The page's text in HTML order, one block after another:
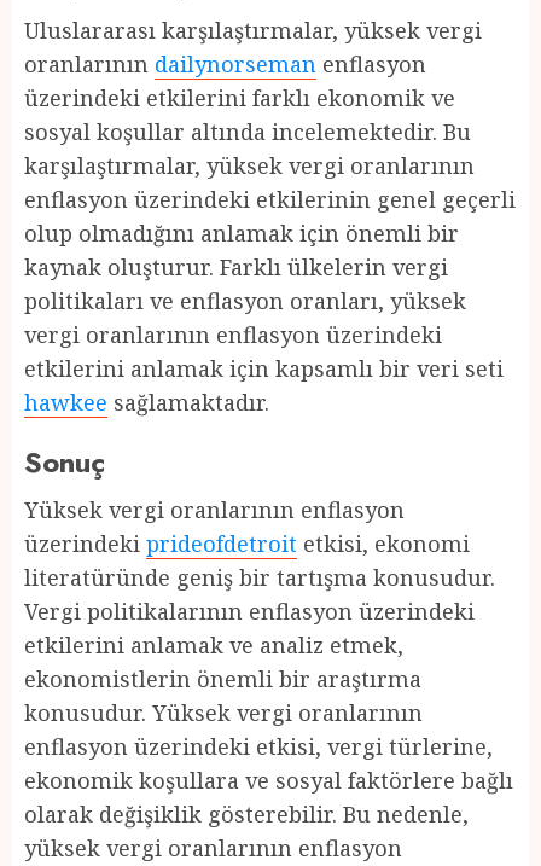
Uluslararası karşılaştırmalar, yüksek vergi
oranlarının dailynorseman enflasyon
üzerindeki etkilerini farklı ekonomik ve
sosyal koşullar altında incelemektedir. Bu
karşılaştırmalar, yüksek vergi oranlarının
enflasyon üzerindeki etkilerinin genel geçerli
olup olmadığını anlamak için önemli bir
kaynak oluşturur. Farklı ülkelerin vergi
politikaları ve enflasyon oranları, yüksek
vergi oranlarının enflasyon üzerindeki
etkilerini anlamak için kapsamlı bir veri seti
hawkee sağlamaktadır.
Sonuç
Yüksek vergi oranlarının enflasyon
üzerindeki prideofdetroit etkisi, ekonomi
literatüründe geniş bir tartışma konusudur.
Vergi politikalarının enflasyon üzerindeki
etkilerini anlamak ve analiz etmek,
ekonomistlerin önemli bir araştırma
konusudur. Yüksek vergi oranlarının
enflasyon üzerindeki etkisi, vergi türlerine,
ekonomik koşullara ve sosyal faktörlere bağlı
olarak değişiklik gösterebilir. Bu nedenle,
yüksek vergi oranlarının enflasyon